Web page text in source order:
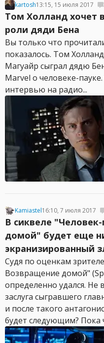
kartosh13:15, 15 июля 2017
Том Холланд хочет
роли дяди Бена
Вы только что
показалось. Том
Магуайр сыграл дядю
Marvel о человеке-
интервью на радио...
Kamiastel16:10, 7 июля 2017
В сиквеле
домой" будет еще
экранизированный
Судя по оценкам
Возвращение домой"
определенно удался.
заслуга сыгравшего
и после такого
будет следующим? Пока